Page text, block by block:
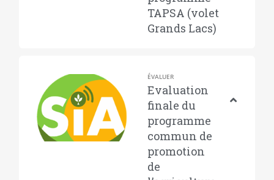
TAPSA (volet
Grands Lacs)
ÉVALUER
Evaluation
finale du
programme
commun de
promotion
de